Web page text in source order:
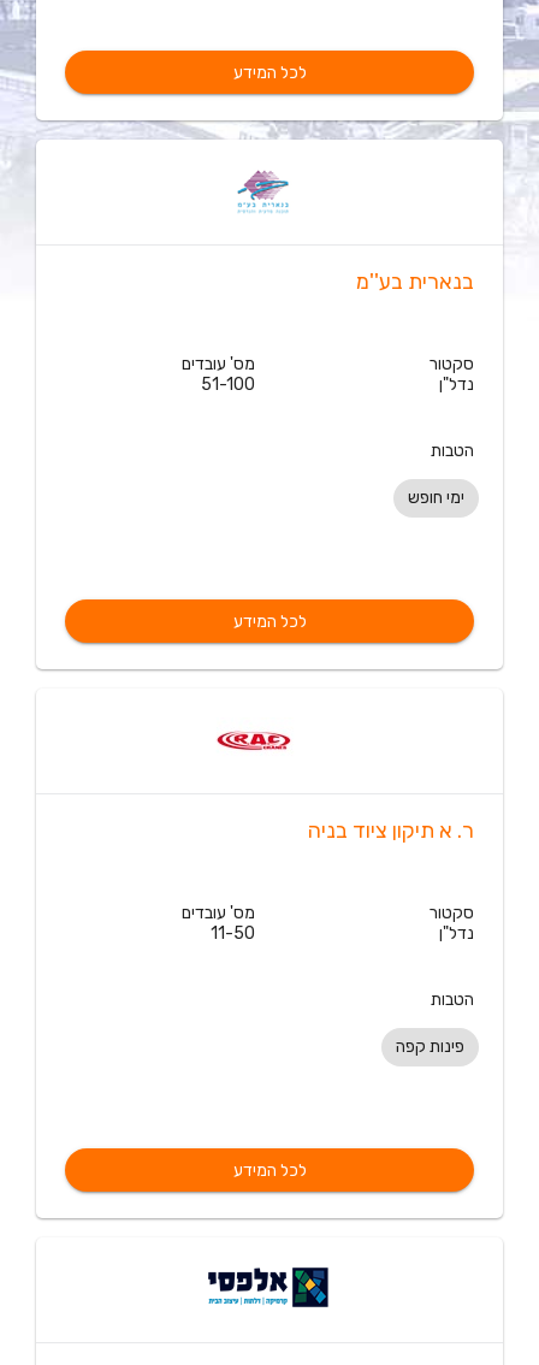
לכל המידע
בנארית בע''מ
סקטור
נדל"ן
מס' עובדים
51-100
הטבות
ימי חופש
לכל המידע
ר. א תיקון ציוד בניה
סקטור
נדל"ן
מס' עובדים
11-50
הטבות
פינות קפה
לכל המידע